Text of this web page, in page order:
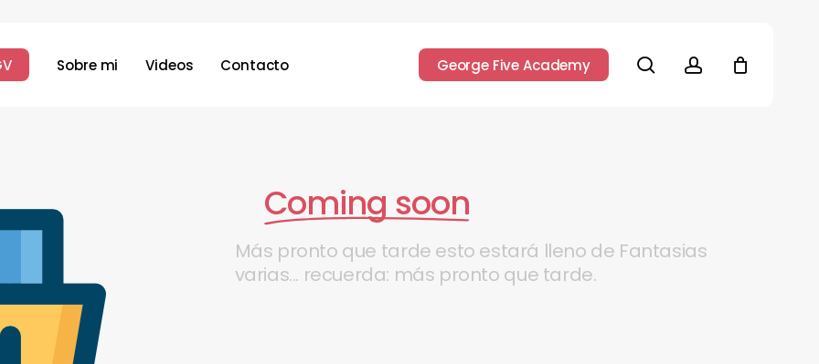
V Sobre mi Videos Contacto George Five Academy search account
Coming soon
Más pronto que tarde esto estará lleno de Fantasias
varias... recuerda: más pronto que tarde.